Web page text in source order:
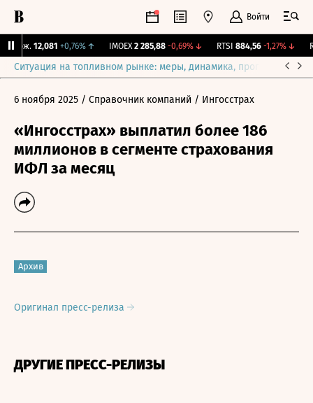
Войти
Бирж. 12,081 +0,76%↑ IMOEX 2 285,88 -0,69%↓ RTSI 884,56 -1,27%↓
Ситуация на топливном рынке: меры, динамика, прогнозы
6 ноября 2025 / Справочник компаний / Ингосстрах
«Ингосстрах» выплатил более 186
миллионов в сегменте страхования
ИФЛ за месяц
Архив
Оригинал пресс-релиза
ДРУГИЕ ПРЕСС-РЕЛИЗЫ